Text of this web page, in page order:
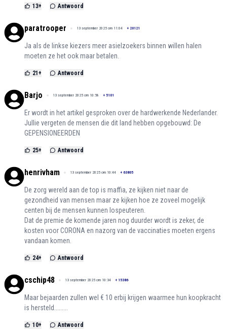
13+ Antwoord
paratrooper 13 september 2025 om 11:04 + 20121
Ja als de linkse kiezers meer asielzoekers binnen willen halen
moeten ze het ook maar betalen.
21+ Antwoord
Barjo 13 september 2025 om 10:58 + 5101
Er wordt in het artikel gesproken over de hardwerkende Nederlander.
Jullie vergeten de mensen die dit land hebben opgebouwd: De
GEPENSIONEERDEN
25+ Antwoord
henrivham 13 september 2025 om 10:44 + 63805
De zorg wereld aan de top is maffia, ze kijken niet naar de
gezondheid van mensen maar ze kijken hoe ze zoveel mogelijk
centen bij de mensen kunnen lospeuteren.
Dat de premie de komende jaren nog duurder wordt is zeker, de
kosten voor CORONA en nazorg van de vaccinaties moeten ergens
vandaan komen.
24+ Antwoord
cschip48 13 september 2025 om 10:34 + 15386
Maar bejaarden zullen wel € 10 erbij krijgen waarmee hun koopkracht
is hersteld.........
10+ Antwoord